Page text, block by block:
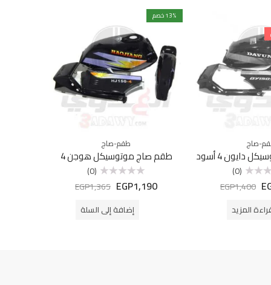
صاج
دايون 4 أسود
(0)
EGP1,400
المزيد
13% خصم
طقم-صاج
طقم صاج موتوسيكل هوجن 4
التقييم
(0)
EGP1,190
EGP1,365
إضافة إلى السلة